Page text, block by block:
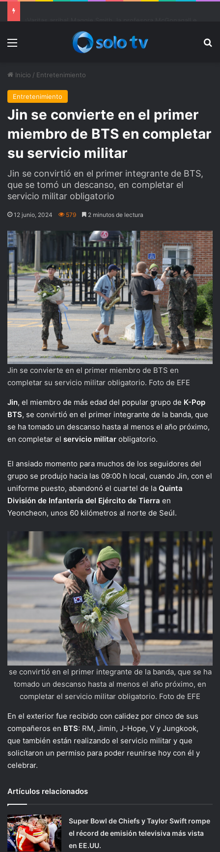
Menu
Inicio / Entretenimiento
Entretenimiento
Jin se convierte en el primer
miembro de BTS en completar
su servicio militar
Jin se convirtió en el primer integrante de BTS,
que se tomó un descanso, en completar el
servicio militar obligatorio
12 junio, 2024 579 2 minutos de lectura
Jin se convierte en el primer miembro de BTS en
completar su servicio militar obligatorio. Foto de EFE
Jin, el miembro de más edad del popular grupo de K-Pop
BTS, se convirtió en el primer integrante de la banda, que
se ha tomado un descanso hasta al menos el año próximo,
en completar el servicio militar obligatorio.
El ansiado momento para muchos de los seguidores del
grupo se produjo hacia las 09:00 h local, cuando Jin, con el
uniforme puesto, abandonó el cuartel de la Quinta
División de Infantería del Ejército de Tierra en
Yeoncheon, unos 60 kilómetros al norte de Seúl.
se convirtió en el primer integrante de la banda, que se ha
tomado un descanso hasta al menos el año próximo, en
completar el servicio militar obligatorio. Foto de EFE
En el exterior fue recibido con calidez por cinco de sus
compañeros en BTS: RM, Jimin, J-Hope, V y Jungkook,
que también están realizando el servicio militar y que
solicitaron un permiso para poder reunirse hoy con él y
celebrar.
Artículos relacionados
Super Bowl de Chiefs y Taylor Swift rompe
el récord de emisión televisiva más vista
en EE.UU.